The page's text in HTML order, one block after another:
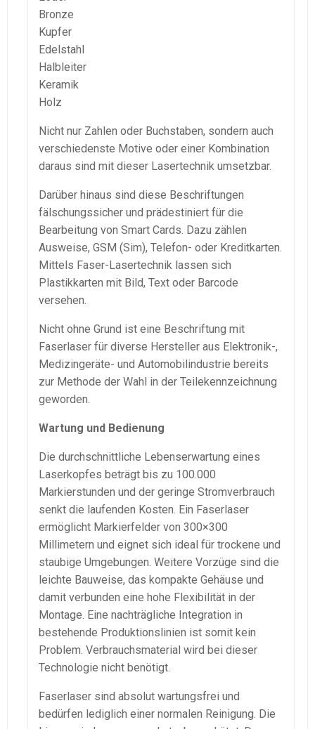
Bronze
Kupfer
Edelstahl
Halbleiter
Keramik
Holz
Nicht nur Zahlen oder Buchstaben, sondern auch
verschiedenste Motive oder einer Kombination
daraus sind mit dieser Lasertechnik umsetzbar.
Darüber hinaus sind diese Beschriftungen
fälschungssicher und prädestiniert für die
Bearbeitung von Smart Cards. Dazu zählen
Ausweise, GSM (Sim), Telefon- oder Kreditkarten.
Mittels Faser-Lasertechnik lassen sich
Plastikkarten mit Bild, Text oder Barcode
versehen.
Nicht ohne Grund ist eine Beschriftung mit
Faserlaser für diverse Hersteller aus Elektronik-,
Medizingeräte- und Automobilindustrie bereits
zur Methode der Wahl in der Teilekennzeichnung
geworden.
Wartung und Bedienung
Die durchschnittliche Lebenserwartung eines
Laserkopfes beträgt bis zu 100.000
Markierstunden und der geringe Stromverbrauch
senkt die laufenden Kosten. Ein Faserlaser
ermöglicht Markierfelder von 300×300
Millimetern und eignet sich ideal für trockene und
staubige Umgebungen. Weitere Vorzüge sind die
leichte Bauweise, das kompakte Gehäuse und
damit verbunden eine hohe Flexibilität in der
Montage. Eine nachträgliche Integration in
bestehende Produktionslinien ist somit kein
Problem. Verbrauchsmaterial wird bei dieser
Technologie nicht benötigt.
Faserlaser sind absolut wartungsfrei und
bedürfen lediglich einer normalen Reinigung. Die